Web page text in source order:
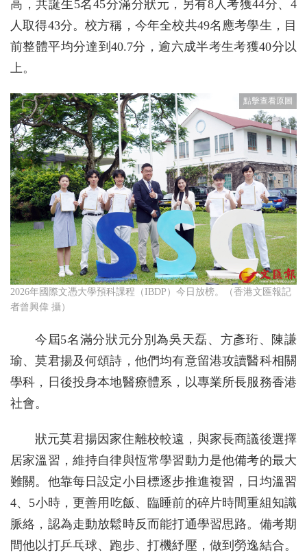
高，共誕生5名45分滿分狀元，另有8人考獲44分、4
人取得43分。校方稱，今年全校共49名應考學生，目
前整體平均分達到40.7分，逾六成半考生考獲40分以
上。
2026年國際文憑大學預科課程（IBDP）今日放榜。（香港文匯報記
者曾興偉 攝）
今屆5名滿分狀元分別為吳天磊、方彥珩、陳謙
瑜、莫君揚及何頌詩，他們均有意留港攻讀醫科相關
學科，日後投身本地醫療體系，以專業所長服務香港
社會。
狀元莫君揚因家住離校較遠，與家長商議後選擇
居家溫習，維持自律與恆常學習動力是他備考的最大
難關。他靠每日設定小目標逐步推進複習，日均溫習
4、5小時，更善用吃飯、臨睡前的碎片時間重組知識
脈絡，認為走動放鬆時反而能打通學習思路。備考期
間他以打乒乓球、跑步、打機紓壓，做到勞逸結合。